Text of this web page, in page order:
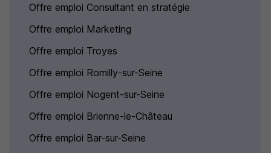
Offre emploi Consultant en stratégie
Offre emploi Marketing
Offre emploi Troyes
Offre emploi Romilly-sur-Seine
Offre emploi Nogent-sur-Seine
Offre emploi Brienne-le-Château
Offre emploi Bar-sur-Seine